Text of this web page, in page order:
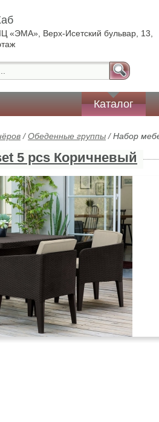
«ЭМА», Верх-Исетский бульвар, 13,
Каталог
/Обеденные группы /Набор
5 pcs Коричневый